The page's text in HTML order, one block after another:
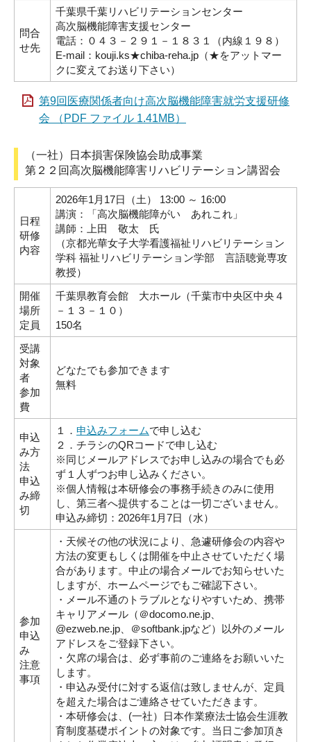
問合
せ先
千葉県千葉リハビリテーションセンター
高次脳機能障害支援センター
電話：０４３－２９１－１８３１（内線１９８）
E-mail：kouji.ks★chiba-reha.jp（★をアットマー
クに変えてお送り下さい）
第9回医療関係者向け高次脳機能障害就労支援研修
会 （PDF ファイル 1.41MB）
（一社）日本損害保険協会助成事業
第２２回高次脳機能障害リハビリテーション講習会
日程
研修
内容
2026年1月17日（土） 13:00 ～ 16:00
講演：「高次脳機能障がい あれこれ」
講師：上田 敬太 氏
（京都光華女子大学看護福祉リハビリテーション
学科 福祉リハビリテーション学部 言語聴覚専攻
教授）
開催
場所
定員
千葉県教育会館 大ホール（千葉市中央区中央４
－１３－１０）
150名
受講
対象
者
参加
費
どなたでも参加できます
無料
申込
み方
法
申込
み締
切
１． 申込みフォームで申し込む
２．チラシのQRコードで申し込む
※同じメールアドレスでお申し込みの場合でも必
ず１人ずつお申し込みください。
※個人情報は本研修会の事務手続きのみに使用
し、第三者へ提供することは一切ございません。
申込み締切：2026年1月7日（水）
参加
申込
み
注意
事項
・天候その他の状況により、急遽研修会の内容や
方法の変更もしくは開催を中止させていただく場
合があります。中止の場合メールでお知らせいた
しますが、ホームページでもご確認下さい。
・メール不通のトラブルとなりやすいため、携帯
キャリアメール（＠docomo.ne.jp、
@ezweb.ne.jp、＠softbank.jpなど）以外のメール
アドレスをご登録下さい。
・欠席の場合は、必ず事前のご連絡をお願いいた
します。
・申込み受付に対する返信は致しませんが、定員
を超えた場合はご連絡させていただきます。
・本研修会は、(一社）日本作業療法士協会生涯教
育制度基礎ポイントの対象です。当日ご参加頂き